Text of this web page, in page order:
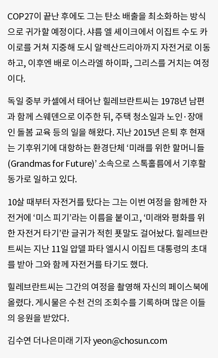
COP27이 끝난 후에도 그는 탄소 배출을 최소화하는 방식
으로 귀가할 예정이다. 샤름 엘 셰이크에서 이집트 수도 카
이로를 거쳐 지중해 도시 알렉산드리아까지 자전거로 이동
하고, 이후엔 배로 이스라엘 하이파, 그리스를 거치는 여정
이다.
독일 중부 카셀에서 태어난 힐레브란트씨는 1978년 남편
과 함께 스웨덴으로 이주한 뒤, 주택 청소일과 노인·장애
인 돌봄 교육 등의 일을 해왔다. 지난 2015년 은퇴 후 현재
는 기후위기에 대항하는 환경단체 ‘미래를 위한 할머니들
(Grandmas for Future)’ 소속으로 스톡홀름에서 기후활
동가로 일하고 있다.
10살 때부터 자전거를 탔다는 그는 이번 여정을 함께한 자
전거에 ‘미스 피기’라는 이름을 붙이고, ‘미래와 평화를 위
한 자전거 타기’란 글귀가 적힌 푯말도 걸어놨다. 힐레브란
트씨는 지난 11일 압델 파타 엘시시 이집트 대통령의 초대
를 받아 그와 함께 자전거를 타기도 했다.
힐레브란트씨는 그간의 여정을 촬영해 자신의 페이스북에
올렸다. 게시물은 수천 건의 조회수를 기록하며 많은 이들
의 응원을 받았다.
김수연 더나은미래 기자 yeon@chosun.com